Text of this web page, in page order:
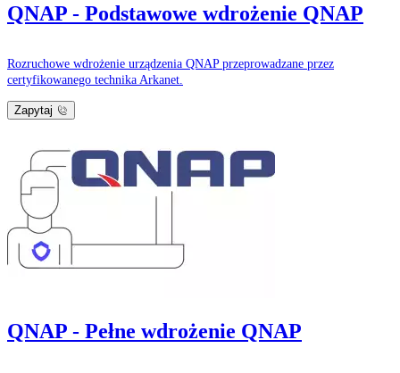
QNAP - Podstawowe wdrożenie QNAP
Rozruchowe wdrożenie urządzenia QNAP przeprowadzane przez
certyfikowanego technika Arkanet.
Zapytaj
QNAP - Pełne wdrożenie QNAP